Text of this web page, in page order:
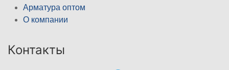
Арматура оптом
О компании
Контакты